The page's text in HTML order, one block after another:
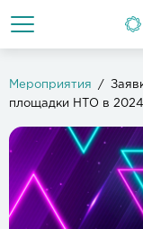
Мероприятия
площадки НТО в